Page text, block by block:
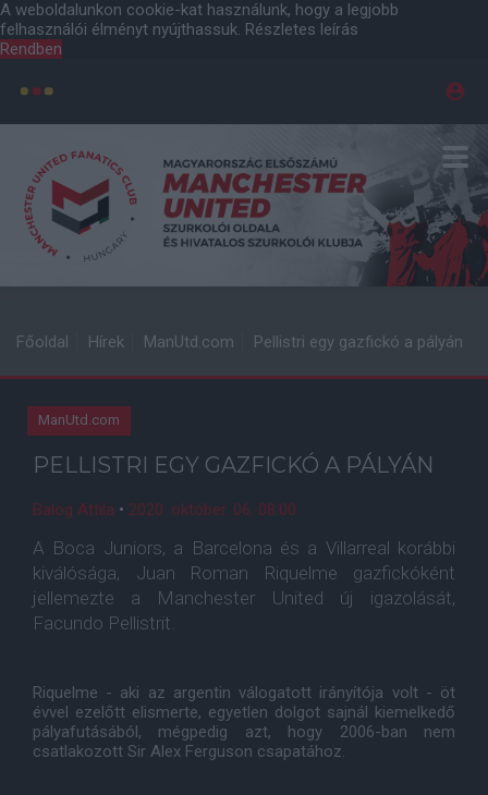
A weboldalunkon cookie-kat használunk, hogy a legjobb
felhasználói élményt nyújthassuk. Részletes leírás
Rendben
Főoldal Hírek ManUtd.com Pellistri egy gazfickó a pályán
ManUtd.com
PELLISTRI EGY GAZFICKÓ A PÁLYÁN
Balog Attila • 2020. október. 06. 08:00
A Boca Juniors, a Barcelona és a Villarreal korábbi
kiválósága, Juan Roman Riquelme gazfickóként
jellemezte a Manchester United új igazolását,
Facundo Pellistrit.
Riquelme - aki az argentin válogatott irányítója volt - öt
évvel ezelőtt elismerte, egyetlen dolgot sajnál kiemelkedő
pályafutásából, mégpedig azt, hogy 2006-ban nem
csatlakozott Sir Alex Ferguson csapatához.